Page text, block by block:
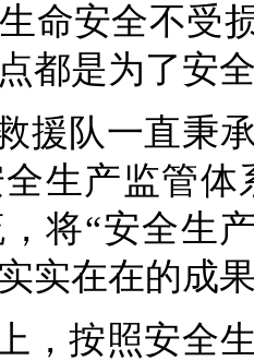
命安全不受
都是为了安
援队一直秉
生产监管
将“安全生
实在在的成
，按照安全